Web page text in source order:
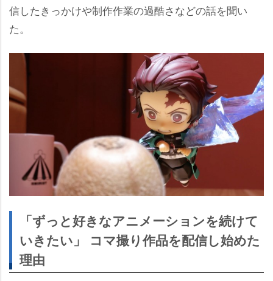
信したきっかけや制作作業の過酷さなどの話を聞い
た。
「ずっと好きなアニメーションを続けて
いきたい」 コマ撮り作品を配信し始めた
理由